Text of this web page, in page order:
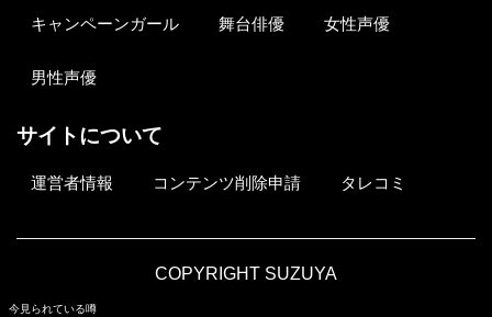
キャンペーンガール 舞台俳優 女性声優
男性声優
サイトについて
運営者情報 コンテンツ削除申請 タレコミ
COPYRIGHT SUZUYA
今見られている噂